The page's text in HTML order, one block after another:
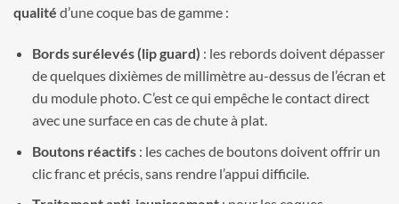
qualité d’une coque bas de gamme :
Bords surélevés (lip guard) : les rebords doivent dépasser
de quelques dixièmes de millimètre au-dessus de l’écran et
du module photo. C’est ce qui empêche le contact direct
avec une surface en cas de chute à plat.
Boutons réactifs: les caches de boutons doivent offrir un
clic franc et précis, sans rendre l’appui difficile.